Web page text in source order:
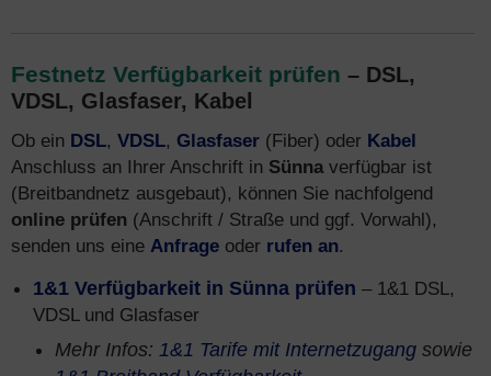
Festnetz Verfügbarkeit prüfen – DSL,
VDSL, Glasfaser, Kabel
Ob ein DSL, VDSL, Glasfaser (Fiber) oder Kabel
Anschluss an Ihrer Anschrift in Sünnaverfügbar ist
(Breitbandnetz ausgebaut), können Sie nachfolgend
online prüfen (Anschrift / Straße und ggf. Vorwahl),
senden uns eine Anfrage oder rufen an.
1&1 Verfügbarkeit in Sünna prüfen – 1&1 DSL,
VDSL und Glasfaser
Mehr Infos: 1&1 Tarife mit Internetzugang sowie